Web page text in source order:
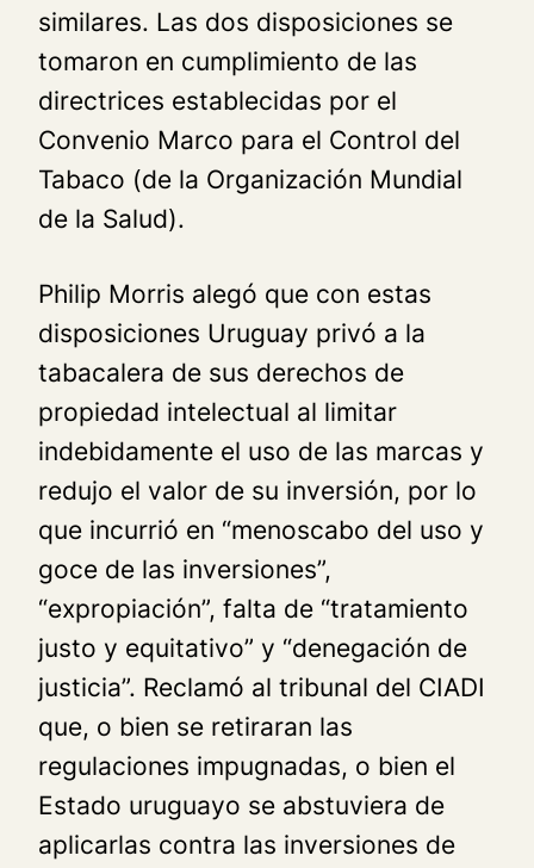
similares. Las dos disposiciones se
tomaron en cumplimiento de las
directrices establecidas por el
Convenio Marco para el Control del
Tabaco (de la Organización Mundial
de la Salud).
Philip Morris alegó que con estas
disposiciones Uruguay privó a la
tabacalera de sus derechos de
propiedad intelectual al limitar
indebidamente el uso de las marcas y
redujo el valor de su inversión, por lo
que incurrió en “menoscabo del uso y
goce de las inversiones”,
“expropiación”, falta de “tratamiento
justo y equitativo” y “denegación de
justicia”. Reclamó al tribunal del CIADI
que, o bien se retiraran las
regulaciones impugnadas, o bien el
Estado uruguayo se abstuviera de
aplicarlas contra las inversiones de